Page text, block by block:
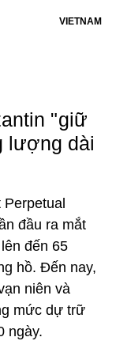
VIETNAM
"giữ
lượng dài
đầu ra mắt
đến 65
hồ. Đến nay,
niên và
mức dự trữ
ngày.